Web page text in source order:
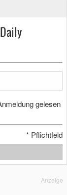
gelesen
* Pflichtfeld
Anzeige